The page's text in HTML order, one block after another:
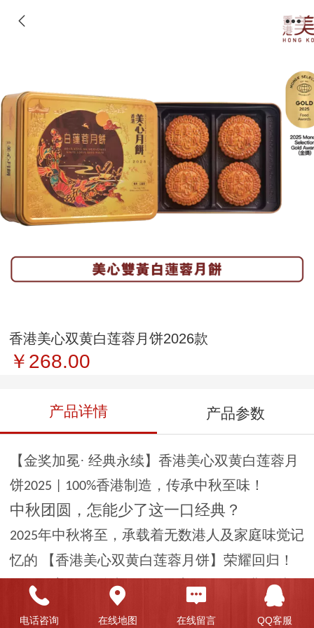
香港美心双黄白莲蓉月饼2026款
￥268.00
产品详情 产品参数
【金奖加冕· 经典永续】香港美心双黄白莲蓉月
饼2025 | 100%香港制造，传承中秋至味！
中秋团圆，怎能少了这一口经典？
2025年中秋将至，承载着无数港人及家庭味觉记
忆的 【香港美心双黄白莲蓉月饼】荣耀回归！
今年，它不仅延续了那份深入骨髓的经典滋味，
更以 「
金奖」 的**品质认
电话咨询 在线地图 在线留言 QQ客服